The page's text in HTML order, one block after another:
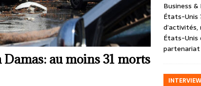
au moins 31 morts
Business
États-Unis
d’activités,
États-Unis
partenariat
INTERVIEW